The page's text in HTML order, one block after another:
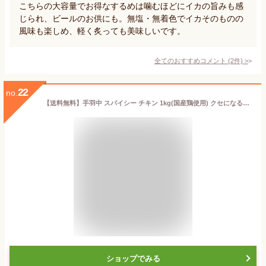
こちらの大容量でお得なするめは噛むほどにイカの旨みも感
じられ、ビールのお供にも。無塩・無着色でイカそのものの
風味も楽しめ、軽く炙っても美味しいです。
全てのおすすめコメント (2件) >
no. 22
【送料無料】手羽中 スパイシー チキン 1kg(国産鶏使用) クセになる辛さ 簡単調理【鳥肉】【冷凍】(fn70801)まとめ買い 大量 冷凍惣菜 業務用 家庭用 お惣菜 お弁当 電子レンジ 温めるだけ 冷凍 朝食 弁当 おかず レンチン 訳あり レンジでチン 冷凍おかずセット 福袋 食品
ショップでみる